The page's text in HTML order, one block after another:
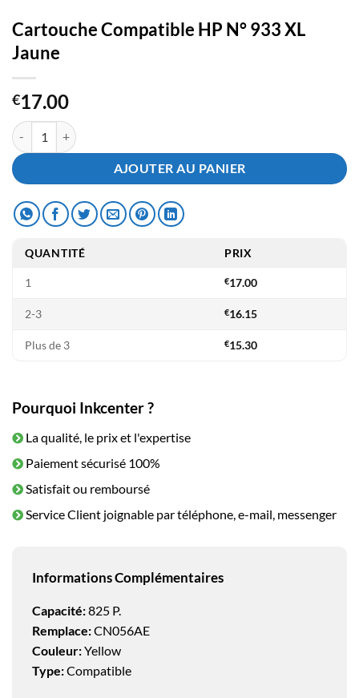
Cartouche Compatible HP N° 933 XL
Jaune
€17.00
quantité de Cartouche Compatible HP N° 933 XL Jaune
AJOUTER AU PANIER
QUANTITÉ PRIX
1 €17.00
2-3 €16.15
Plus de 3 €15.30
Pourquoi Inkcenter ?
La qualité, le prix et l'expertise
Paiement sécurisé 100%
Satisfait ou remboursé
Service Client joignable par téléphone, e-mail, messenger
Informations Complémentaires
Capacité:825 P.
Remplace:CN056AE
Couleur:Yellow
Type:Compatible